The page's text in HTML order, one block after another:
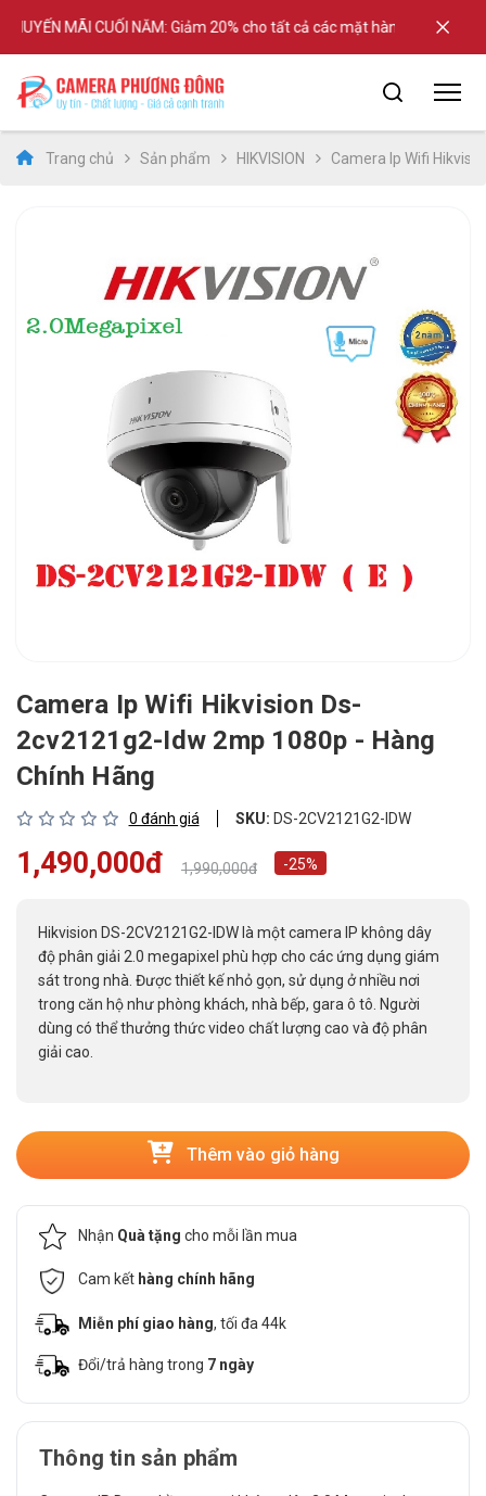
MÃI CUỐI NĂM: Giảm 20% cho tất cả các mặt hàng tại shop
Trang chủ Sản phẩm HIKVISION Camera Ip Wifi
Camera Ip Wifi Hikvision Ds-
2cv2121g2-Idw 2mp 1080p - Hàng
Chính Hãng
0 đánh giá SKU: DS-2CV2121G2-IDW
1,490,000đ 1,990,000đ -25%
Hikvision DS-2CV2121G2-IDW là một camera IP không dây
độ phân giải 2.0 megapixel phù hợp cho các ứng dụng giám
sát trong nhà. Được thiết kế nhỏ gọn, sử dụng ở nhiều nơi
trong căn hộ như phòng khách, nhà bếp, gara ô tô. Người
dùng có thể thưởng thức video chất lượng cao và độ phân
giải cao.
Thêm vào giỏ hàng
Nhận Quà tặng cho mỗi lần mua
Cam kết hàng chính hãng
Miễn phí giao hàng, tối đa 44k
Đổi/trả hàng trong 7 ngày
Thông tin sản phẩm